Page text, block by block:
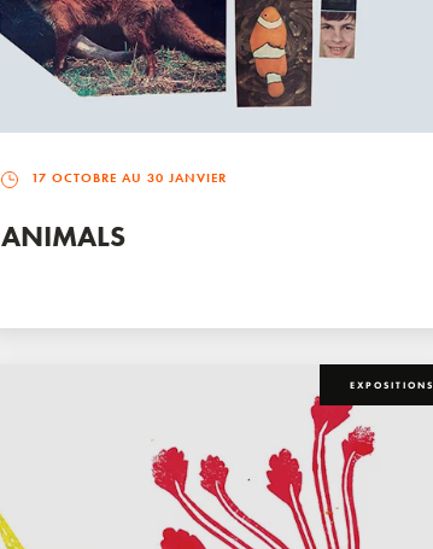
17 OCTOBRE AU 30 JANVIER
ANIMALS
EXPOSITIONS